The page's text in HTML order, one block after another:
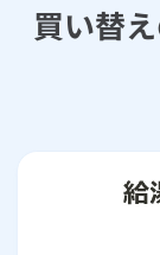
太陽光発
食器
「カ
ガス
取替
ガス
太陽
ぴこ
リノベ
ホーム
めちゃ
ガス給湯器のト
交換の流れ
買い替